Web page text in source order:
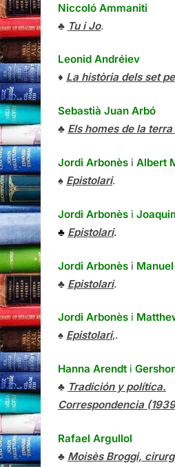
Niccoló Ammaniti
♣ Tu i Jo.
Leonid Andréiev
♦ La història dels set
Sebastià Juan Arbó
♣ Els homes de la
Jordi Arbonès i Albert
♠ Epistolari.
Jordi Arbonès i
♣ Epistolari.
Jordi Arbonès i
♣ Epistolari.
Jordi Arbonès i
♠ Epistolari,.
Hanna Arendt i
♣ Tradición y política.
Correspondencia
Rafael Argullol
♣ Moisès Broggi,